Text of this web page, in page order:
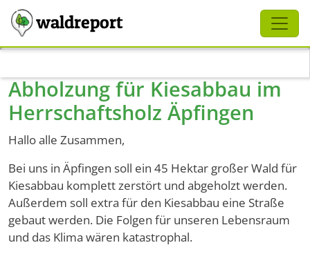
waldreport
Abholzung für Kiesabbau im
Herrschaftsholz Äpfingen
Hallo alle Zusammen,
Bei uns in Äpfingen soll ein 45 Hektar großer Wald für
Kiesabbau komplett zerstört und abgeholzt werden.
Außerdem soll extra für den Kiesabbau eine Straße
gebaut werden. Die Folgen für unseren Lebensraum
und das Klima wären katastrophal.
Schliessen